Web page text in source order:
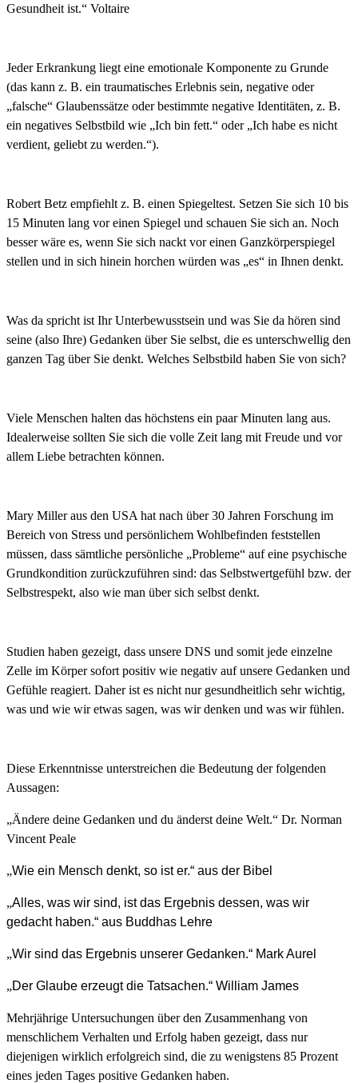
Gesundheit ist.“ Voltaire
Jeder Erkrankung liegt eine emotionale Komponente zu Grunde
(das kann z. B. ein traumatisches Erlebnis sein, negative oder
„falsche“ Glaubenssätze oder bestimmte negative Identitäten, z. B.
ein negatives Selbstbild wie „Ich bin fett.“ oder „Ich habe es nicht
verdient, geliebt zu werden.“).
Robert Betz empfiehlt z. B. einen Spiegeltest. Setzen Sie sich 10 bis
15 Minuten lang vor einen Spiegel und schauen Sie sich an. Noch
besser wäre es, wenn Sie sich nackt vor einen Ganzkörperspiegel
stellen und in sich hinein horchen würden was „es“ in Ihnen denkt.
Was da spricht ist Ihr Unterbewusstsein und was Sie da hören sind
seine (also Ihre) Gedanken über Sie selbst, die es unterschwellig den
ganzen Tag über Sie denkt. Welches Selbstbild haben Sie von sich?
Viele Menschen halten das höchstens ein paar Minuten lang aus.
Idealerweise sollten Sie sich die volle Zeit lang mit Freude und vor
allem Liebe betrachten können.
Mary Miller aus den USA hat nach über 30 Jahren Forschung im
Bereich von Stress und persönlichem Wohlbefinden feststellen
müssen, dass sämtliche persönliche „Probleme“ auf eine psychische
Grundkondition zurückzuführen sind: das Selbstwertgefühl bzw. der
Selbstrespekt, also wie man über sich selbst denkt.
Studien haben gezeigt, dass unsere DNS und somit jede einzelne
Zelle im Körper sofort positiv wie negativ auf unsere Gedanken und
Gefühle reagiert. Daher ist es nicht nur gesundheitlich sehr wichtig,
was und wie wir etwas sagen, was wir denken und was wir fühlen.
Diese Erkenntnisse unterstreichen die Bedeutung der folgenden
Aussagen:
„Ändere deine Gedanken und du änderst deine Welt.“ Dr. Norman
Vincent Peale
„Wie ein Mensch denkt, so ist er.“ aus der Bibel
„Alles, was wir sind, ist das Ergebnis dessen, was wir
gedacht haben.“ aus Buddhas Lehre
„Wir sind das Ergebnis unserer Gedanken.“ Mark Aurel
„Der Glaube erzeugt die Tatsachen.“ William James
Mehrjährige Untersuchungen über den Zusammenhang von
menschlichem Verhalten und Erfolg haben gezeigt, dass nur
diejenigen wirklich erfolgreich sind, die zu wenigstens 85 Prozent
eines jeden Tages positive Gedanken haben.